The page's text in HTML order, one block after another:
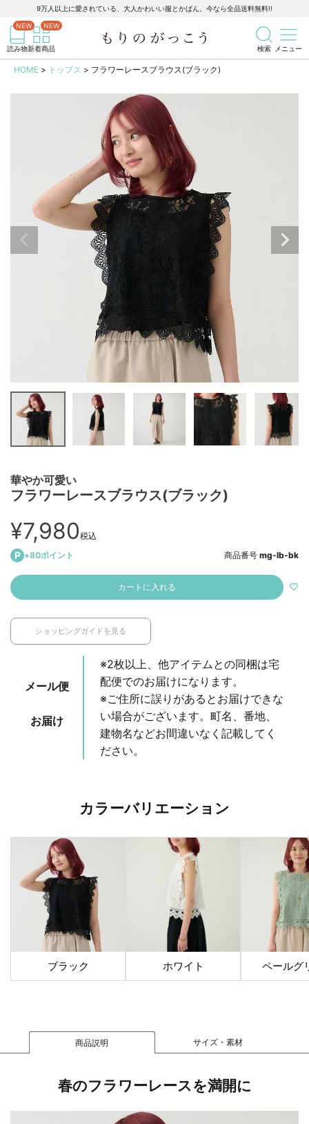
9万人以上に愛されている、大人かわいい服とかばん。今なら全品送料無料!!
読み物新着商品 検索 メニュー
商品を検索 記事を検索
HOME トップス フラワーレースブラウス(ブラック)
華やか可愛い
フラワーレースブラウス(ブラック)
¥7,980税込
+80ポイント 商品番号 mg-lb-bk
カートに入れる
ショッピングガイドを見る
メール便
お届け
※2枚以上、他アイテムとの同梱は宅
配便でのお届けになります。
※ご住所に誤りがあるとお届けできな
い場合がございます。町名、番地、
建物名などお間違いなく記載してく
ださい。
商品説明 サイズ・素材
春のフラワーレースを満開に
カラーバリエーション
ブラック ホワイト ペールグ